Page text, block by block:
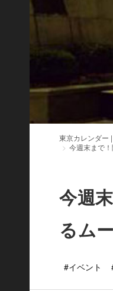
東京カレンダー
今週末まで
今週
るム
#イベント